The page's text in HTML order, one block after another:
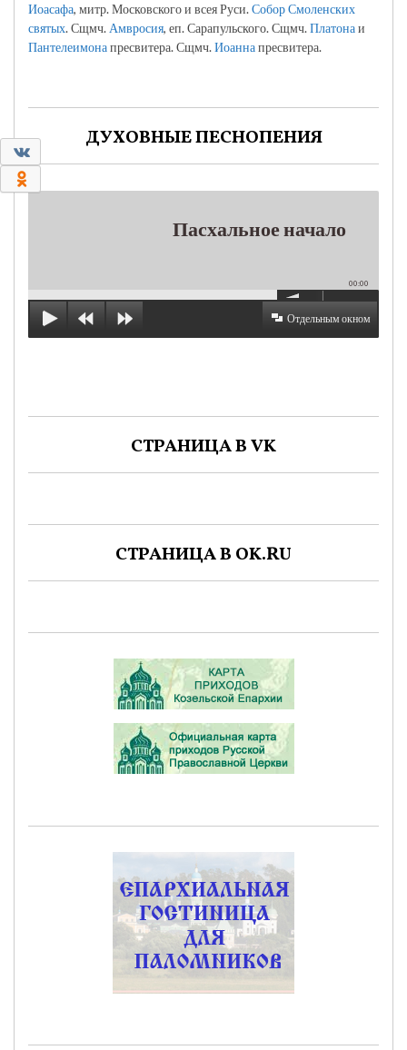
Иоасафа, митр. Московского и всея Руси.Собор Смоленских
святых. Сщмч. Амвросия, еп. Сарапульского. Сщмч.Платонаи
Пантелеимонапресвитера. Сщмч.Иоаннапресвитера.
ДУХОВНЫЕ ПЕСНОПЕНИЯ
Пасхальное начало
00:00
Отдельным окном
СТРАНИЦА В VK
СТРАНИЦА В OK.RU